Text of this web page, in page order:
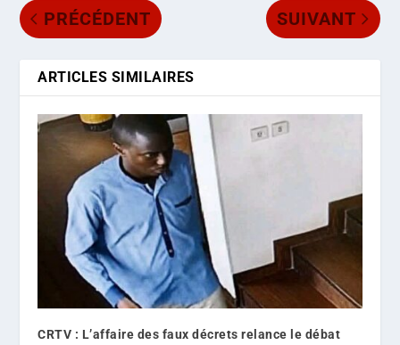
PRÉCÉDENT
SUIVANT
ARTICLES SIMILAIRES
CRTV : L’affaire des faux décrets relance le débat